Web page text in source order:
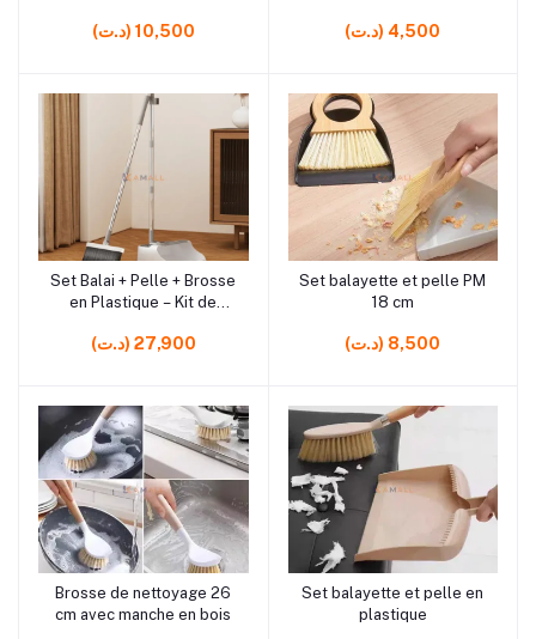
compact
(د.ت) 10,500
gourdes et carafes
(د.ت) 4,500
rrrrrr11
Ajouter au panier
Set Balai + Pelle + Brosse
en Plastique – Kit de
Maison et Entretien
(د.ت) 27,900
rrrrrr3 rrrrrr4
Ajouter au panier
Set balayette et pelle PM
18 cm
(د.ت) 8,500
rrrrrr12
Ajouter au panier
Brosse de nettoyage 26
cm avec manche en bois
rrrrrr3
Ajouter au panier
Set balayette et pelle en
plastique